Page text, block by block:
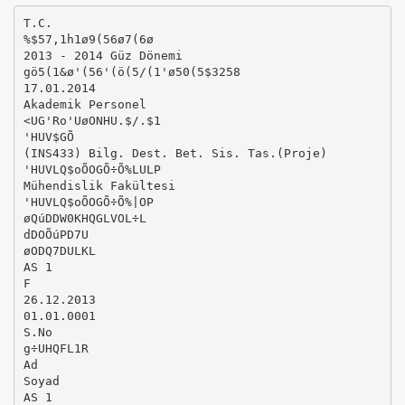
T.C.
%$57,1h1ø9(56ø7(6ø
2013 - 2014 Güz Dönemi
gö5(1&ø'(56'(ö(5/(1'ø50(5$3258
17.01.2014
Akademik Personel
<UG'Ro'UøONHU.$/.$1
'HUV$GÕ
(INS433) Bilg. Dest. Bet. Sis. Tas.(Proje)
'HUVLQ$oÕOGÕ÷Õ%LULP
Mühendislik Fakültesi
'HUVLQ$oÕOGÕ÷Õ%|OP
øQúDDW0KHQGLVOL÷L
dDOÕúPD7U
øODQ7DULKL
AS 1
F
26.12.2013
01.01.0001
S.No
g÷UHQFL1R
Ad
Soyad
AS 1